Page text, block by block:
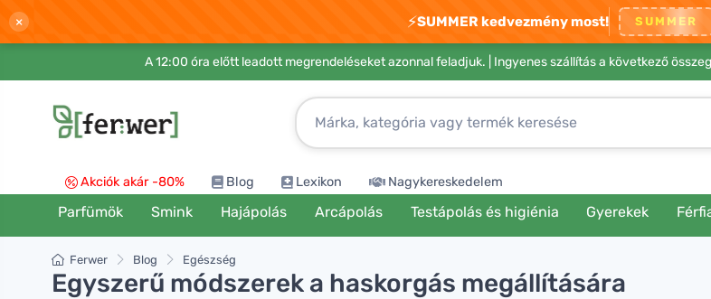
× ⚡SUMMER kedvezmény most! SUMMER
A 12:00 óra előtt leadott megrendeléseket azonnal feladjuk. | Ingyenes szállítás a következő
Akciók akár -80% Blog Lexikon Nagykereskedelem
Parfümök Smink Hajápolás Arcápolás Testápolás és higiénia Gyerekek
Ferwer Blog Egészség
Egyszerű módszerek a haskorgás megállítására